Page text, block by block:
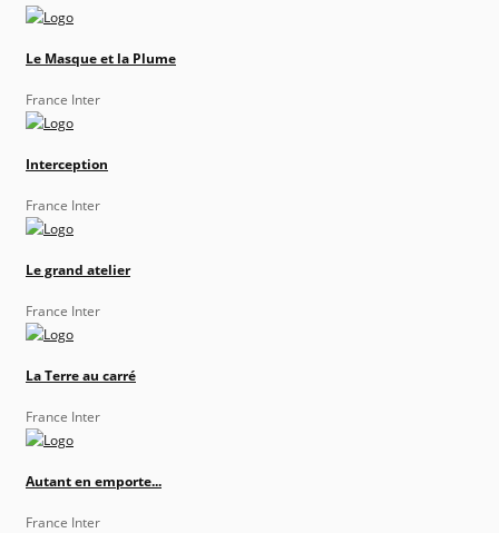
Le Masque et la Plume
France Inter
Interception
France Inter
Le grand atelier
France Inter
La Terre au carré
France Inter
Autant en emporte...
France Inter